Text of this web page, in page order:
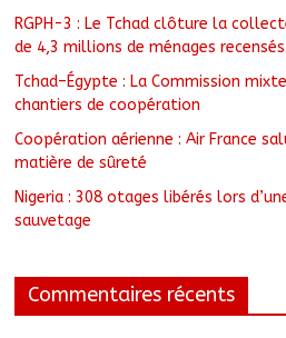
RGPH-3 : Le Tchad clôture la
de 4,3 millions de ménages recensés
Tchad–Égypte : La Commission
chantiers de coopération
Coopération aérienne : Air France
matière de sûreté
Nigeria : 308 otages libérés lors
sauvetage
Commentaires récents